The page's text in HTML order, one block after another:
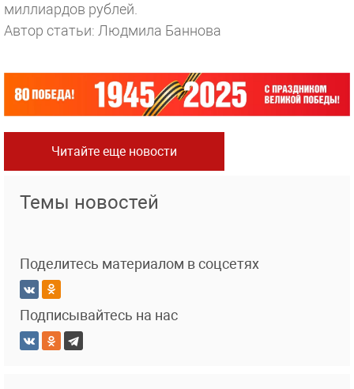
миллиардов рублей.
Автор статьи: Людмила Баннова
Читайте еще новости
Темы новостей
Поделитесь материалом в соцсетях
Подписывайтесь на нас